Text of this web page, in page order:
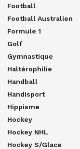
Football
Football Australien
Formule 1
Golf
Gymnastique
Haltérophilie
Handball
Handisport
Hippisme
Hockey
Hockey NHL
Hockey S/glace